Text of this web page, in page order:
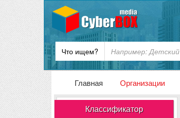
Что ищем?
Главная Организации
Классификатор